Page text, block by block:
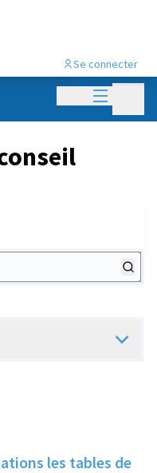
Menu
Se connecter
les tables de